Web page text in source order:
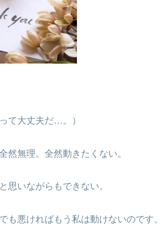
て大丈夫だ…。）
然無理。全然動きたくない。
思いながらもできない。
悪ければもう私は動けないのです。